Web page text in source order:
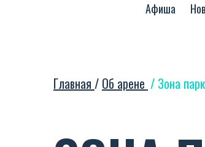
Афиша
Главная / Об арене / Зона